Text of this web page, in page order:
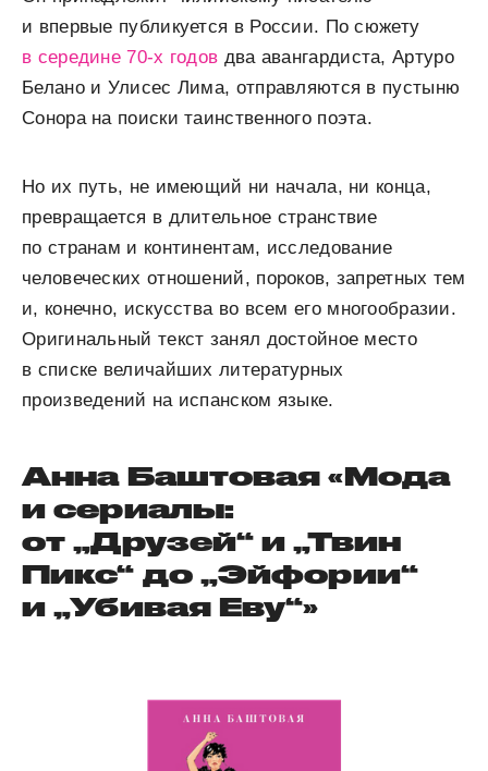
и впервые публикуется в России. По сюжету
в середине 70-х годов два авангардиста, Артуро
Белано и Улисес Лима, отправляются в пустыню
Сонора на поиски таинственного поэта.
Но их путь, не имеющий ни начала, ни конца,
превращается в длительное странствие
по странам и континентам, исследование
человеческих отношений, пороков, запретных тем
и, конечно, искусства во всем его многообразии.
Оригинальный текст занял достойное место
в списке величайших литературных
произведений на испанском языке.
Анна Баштовая «Мода
и сериалы:
от „Друзей“ и „Твин
Пикс“ до „Эйфории“
и „Убивая Еву“»